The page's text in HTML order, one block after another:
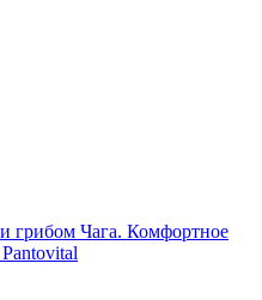
грибом Чага. Комфортное